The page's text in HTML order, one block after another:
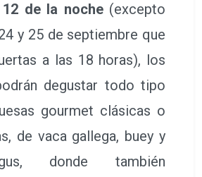
de la noche (excepto
y 25 de septiembre que
a las 18 horas), los
degustar todo tipo
gourmet clásicas o
de vaca gallega, buey y
donde también